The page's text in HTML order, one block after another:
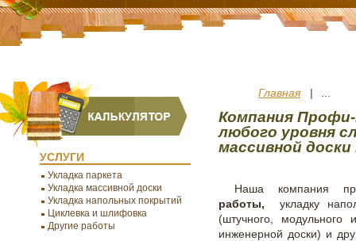
УСЛУГИ
Укладка паркета
Укладка массивной доски
Укладка напольных покрытий
Циклевка и шлифовка
Другие работы
Главная | ...
Компания
любого уровня
массивной
Наша компания
работы,
укладку
(штучного, модульного
инженерной доски) и